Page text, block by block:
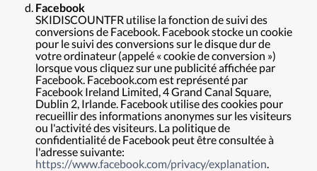
Facebook
SKIDISCOUNTFR utilise la fonction de suivi des
conversions de Facebook. Facebook stocke un cookie
pour le suivi des conversions sur le disque dur de
votre ordinateur (appelé « cookie de conversion »)
lorsque vous cliquez sur une publicité affichée par
Facebook. Facebook.com est représenté par
Facebook Ireland Limited, 4 Grand Canal Square,
Dublin 2, Irlande. Facebook utilise des cookies pour
recueillir des informations anonymes sur les visiteurs
ou l'activité des visiteurs. La politique de
confidentialité de Facebook peut être consultée à
l'adresse suivante:
https://www.facebook.com/privacy/explanation.